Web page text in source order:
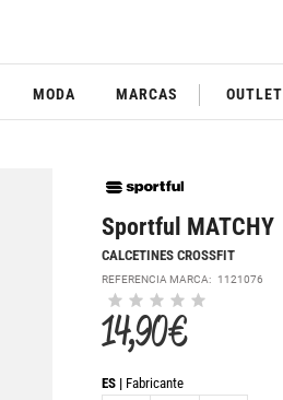
MODA MARCAS OUTLET
Sportful MATCHY
CALCETINES CROSSFIT
REFERENCIA MARCA: 1121076
14,90 €
ES
Fabricante